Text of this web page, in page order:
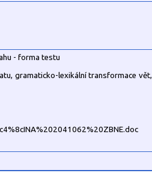
- forma testu
gramaticko-lexikální transformace vět,